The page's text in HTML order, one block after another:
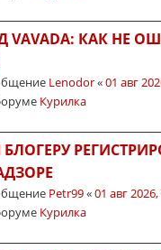
КАК НЕ
Lenodor«01 авг
Курилка
Petr99«01 авг
Курилка